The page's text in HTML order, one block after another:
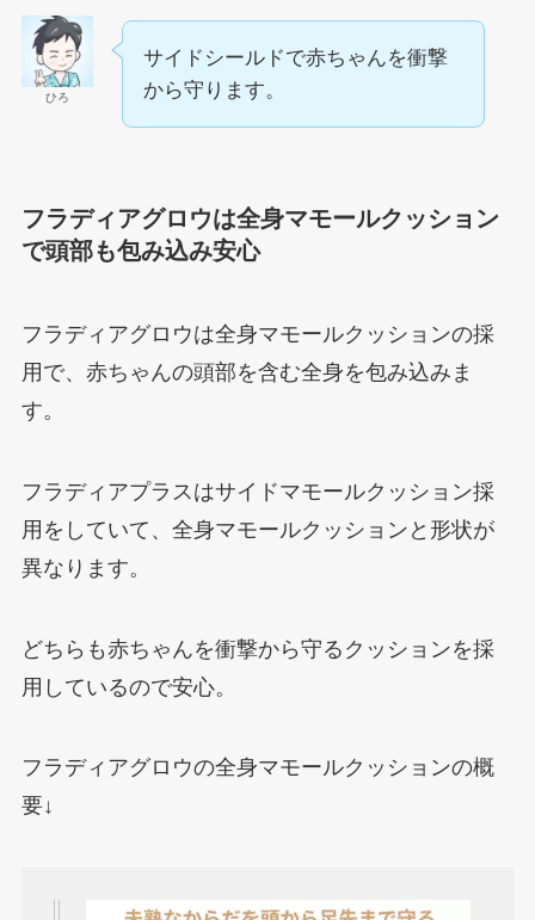
ひろ
サイドシールドで赤ちゃんを衝撃
から守ります。
フラディアグロウは全身マモールクッション
で頭部も包み込み安心
フラディアグロウは全身マモールクッションの採
用で、赤ちゃんの頭部を含む全身を包み込みま
す。
フラディアプラスはサイドマモールクッション採
用をしていて、全身マモールクッションと形状が
異なります。
どちらも赤ちゃんを衝撃から守るクッションを採
用しているので安心。
フラディアグロウの全身マモールクッションの概
要↓